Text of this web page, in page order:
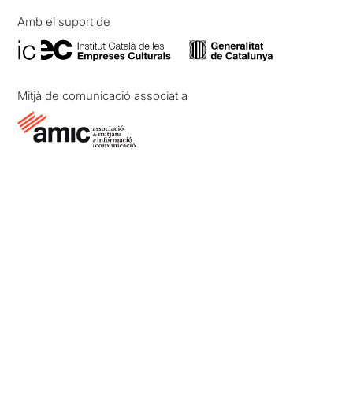
Amb el suport de
Mitjà de comunicació associat a